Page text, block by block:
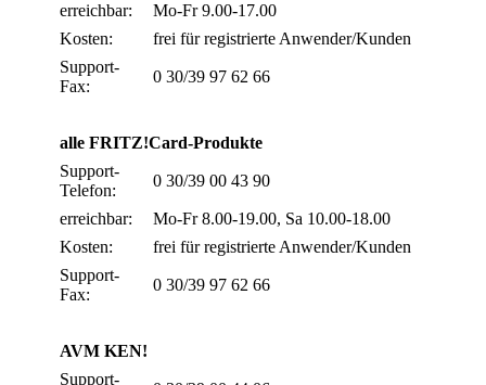
erreichbar:
Mo-Fr 9.00-17.00
Kosten:
frei für registrierte Anwender/Kunden
Support-
Fax:
0 30/39 97 62 66
alle FRITZ!Card-Produkte
Support-
Telefon:
0 30/39 00 43 90
erreichbar:
Mo-Fr 8.00-19.00, Sa 10.00-18.00
Kosten:
frei für registrierte Anwender/Kunden
Support-
Fax:
0 30/39 97 62 66
AVM KEN!
Support-